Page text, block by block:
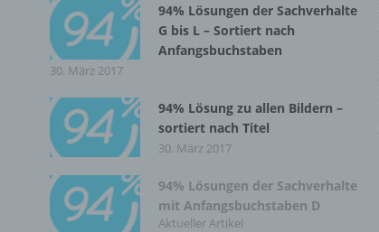
94% Lösungen der Sachverhalte
G bis L – Sortiert nach
Anfangsbuchstaben
30. März 2017
94% Lösung zu allen Bildern –
sortiert nach Titel
30. März 2017
94% Lösungen der Sachverhalte
mit Anfangsbuchstaben D
Aktueller Artikel